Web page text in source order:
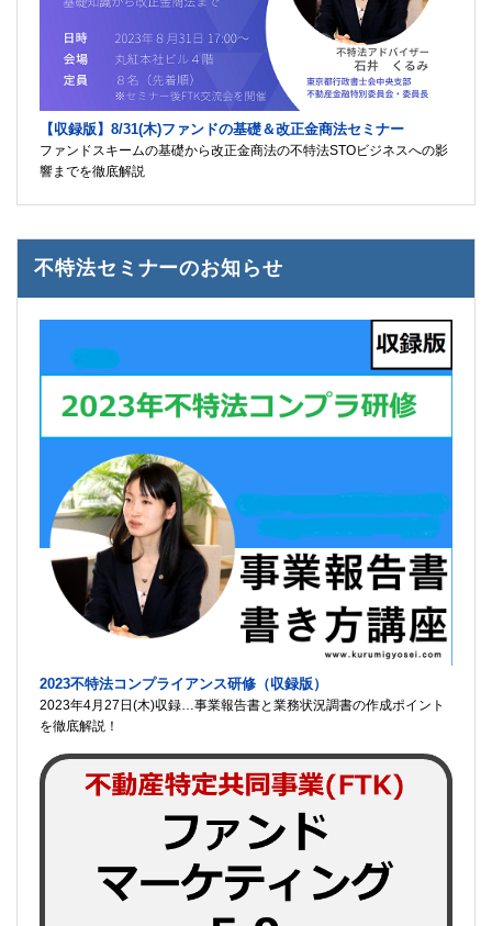
【収録版】8/31(木)ファンドの基礎＆改正金商法セミナー
ファンドスキームの基礎から改正金商法の不特法STOビジネスへの影
響までを徹底解説
不特法セミナーのお知らせ
2023不特法コンプライアンス研修（収録版）
2023年4月27日(木)収録…事業報告書と業務状況調書の作成ポイント
を徹底解説！